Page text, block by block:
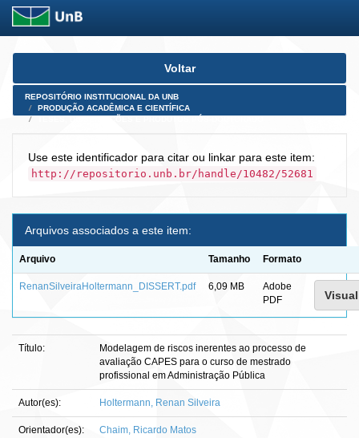
Skip
Voltar
REPOSITÓRIO INSTITUCIONAL DA UNB
PRODUÇÃO ACADÊMICA E CIENTÍFICA
Use este identificador para citar ou linkar para este item:
http://repositorio.unb.br/handle/10482/52681
Arquivos associados a este item:
Arquivo Tamanho Formato
RenanSilveiraHoltermann_DISSERT.pdf 6,09 MB
Adobe
PDF
Título:
Modelagem de riscos inerentes ao processo de
avaliação CAPES para o curso de mestrado
profissional em Administração Pública
Autor(es): Holtermann, Renan Silveira
Orientador(es): Chaim, Ricardo Matos